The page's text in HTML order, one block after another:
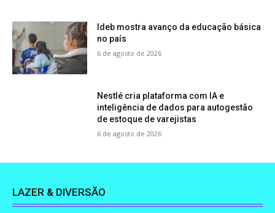
Ideb mostra avanço da educação básica
no país
6 de agosto de 2026
Nestlé cria plataforma com IA e
inteligência de dados para autogestão
de estoque de varejistas
6 de agosto de 2026
LAZER & DIVERSÃO